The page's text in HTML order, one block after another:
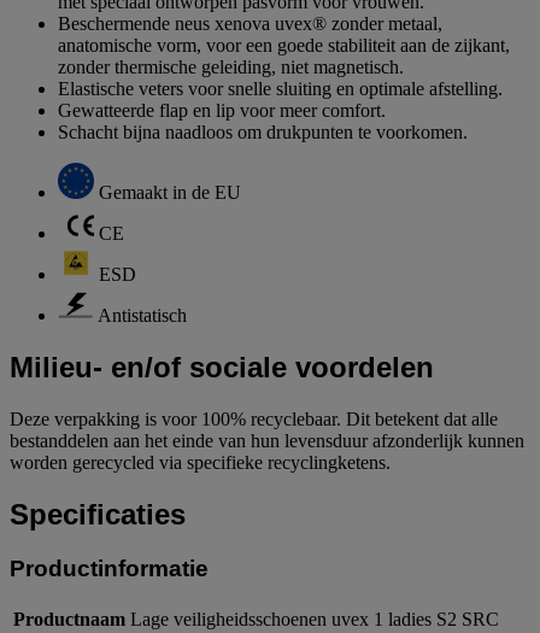
Beschermende neus xenova uvex® zonder metaal,
anatomische vorm, voor een goede stabiliteit aan de zijkant,
zonder thermische geleiding, niet magnetisch.
Elastische veters voor snelle sluiting en optimale afstelling.
Gewatteerde flap en lip voor meer comfort.
Schacht bijna naadloos om drukpunten te voorkomen.
Gemaakt in de EU
CE
ESD
Antistatisch
Milieu- en/of sociale voordelen
Deze verpakking is voor 100% recyclebaar. Dit betekent dat alle
bestanddelen aan het einde van hun levensduur afzonderlijk kunnen
worden gerecycled via specifieke recyclingketens.
Specificaties
Productinformatie
Productnaam Lage veiligheidsschoenen uvex 1 ladies S2 SRC